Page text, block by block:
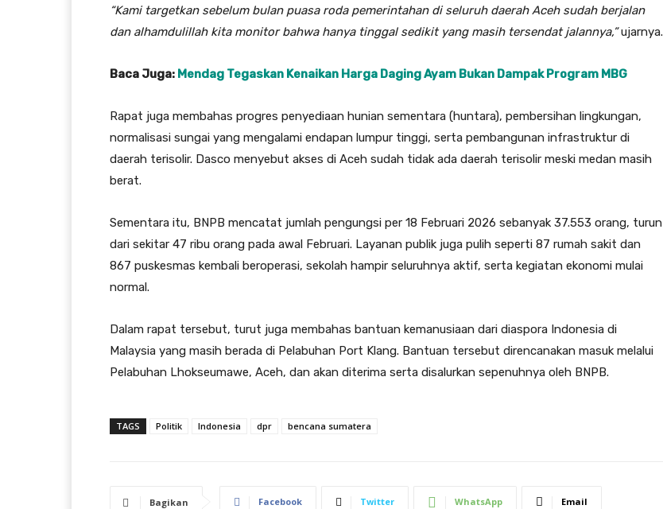
“Kami targetkan sebelum bulan puasa roda pemerintahan di seluruh daerah Aceh sudah berjalan
dan alhamdulillah kita monitor bahwa hanya tinggal sedikit yang masih tersendat jalannya,”ujarnya.
Baca Juga: Mendag Tegaskan Kenaikan Harga Daging Ayam Bukan Dampak Program MBG
Rapat juga membahas progres penyediaan hunian sementara (huntara), pembersihan lingkungan,
normalisasi sungai yang mengalami endapan lumpur tinggi, serta pembangunan infrastruktur di
daerah terisolir. Dasco menyebut akses di Aceh sudah tidak ada daerah terisolir meski medan masih
berat.
Sementara itu, BNPB mencatat jumlah pengungsi per 18 Februari 2026 sebanyak 37.553 orang, turun
dari sekitar 47 ribu orang pada awal Februari. Layanan publik juga pulih seperti 87 rumah sakit dan
867 puskesmas kembali beroperasi, sekolah hampir seluruhnya aktif, serta kegiatan ekonomi mulai
normal.
Dalam rapat tersebut, turut juga membahas bantuan kemanusiaan dari diaspora Indonesia di
Malaysia yang masih berada di Pelabuhan Port Klang. Bantuan tersebut direncanakan masuk melalui
Pelabuhan Lhokseumawe, Aceh, dan akan diterima serta disalurkan sepenuhnya oleh BNPB.
TAGS Politik Indonesia dpr bencana sumatera
Bagikan Facebook Twitter WhatsApp Email